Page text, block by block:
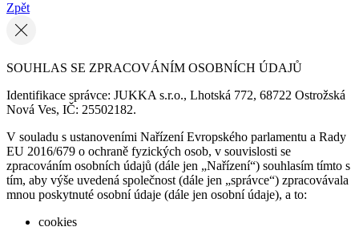
Zpět
SOUHLAS SE ZPRACOVÁNÍM OSOBNÍCH ÚDAJŮ
Identifikace správce: JUKKA s.r.o., Lhotská 772, 68722 Ostrožská
Nová Ves, IČ: 25502182.
V souladu s ustanoveními Nařízení Evropského parlamentu a Rady
EU 2016/679 o ochraně fyzických osob, v souvislosti se
zpracováním osobních údajů (dále jen „Nařízení“) souhlasím tímto s
tím, aby výše uvedená společnost (dále jen „správce“) zpracovávala
mnou poskytnuté osobní údaje (dále jen osobní údaje), a to:
cookies